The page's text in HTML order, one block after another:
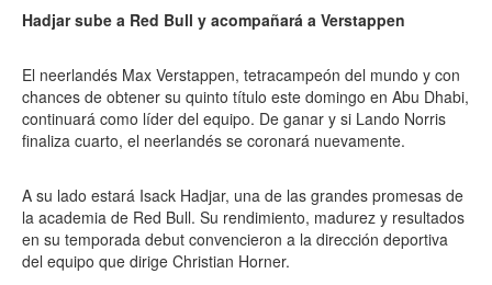
Hadjar sube a Red Bull y acompañará a Verstappen
El neerlandés Max Verstappen, tetracampeón del mundo y con
chances de obtener su quinto título este domingo en Abu Dhabi,
continuará como líder del equipo. De ganar y si Lando Norris
finaliza cuarto, el neerlandés se coronará nuevamente.
A su lado estará Isack Hadjar, una de las grandes promesas de
la academia de Red Bull. Su rendimiento, madurez y resultados
en su temporada debut convencieron a la dirección deportiva
del equipo que dirige Christian Horner.